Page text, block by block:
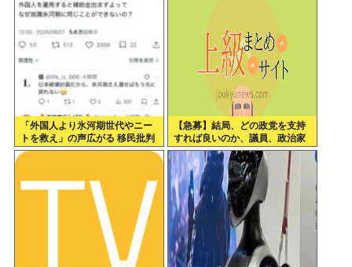
「外国人より氷河期世代やニー
トを救え」の声広がる 移民批判
してる層ってもしかして…
【急募】結局、どの政党を支持
すれば良いのか、議員、政治家
は全員悪か